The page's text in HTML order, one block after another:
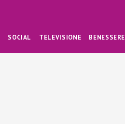
SOCIAL TELEVISIONE BENESSERE